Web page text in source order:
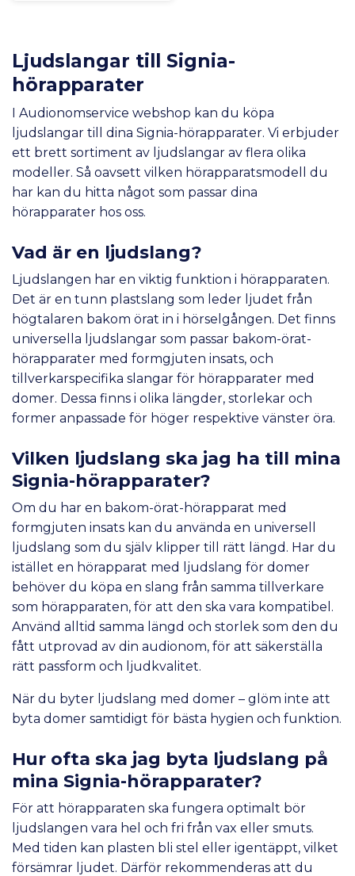
Ljudslangar till Signia-
hörapparater
I Audionomservice webshop kan du köpa
ljudslangar till dina Signia-hörapparater. Vi erbjuder
ett brett sortiment av ljudslangar av flera olika
modeller. Så oavsett vilken hörapparatsmodell du
har kan du hitta något som passar dina
hörapparater hos oss.
Vad är en ljudslang?
Ljudslangen har en viktig funktion i hörapparaten.
Det är en tunn plastslang som leder ljudet från
högtalaren bakom örat in i hörselgången. Det finns
universella ljudslangar som passar bakom-örat-
hörapparater med formgjuten insats, och
tillverkarspecifika slangar för hörapparater med
domer. Dessa finns i olika längder, storlekar och
former anpassade för höger respektive vänster öra.
Vilken ljudslang ska jag ha till mina
Signia-hörapparater?
Om du har en bakom-örat-hörapparat med
formgjuten insats kan du använda en universell
ljudslang som du själv klipper till rätt längd. Har du
istället en hörapparat med ljudslang för domer
behöver du köpa en slang från samma tillverkare
som hörapparaten, för att den ska vara kompatibel.
Använd alltid samma längd och storlek som den du
fått utprovad av din audionom, för att säkerställa
rätt passform och ljudkvalitet.
När du byter ljudslang med domer – glöm inte att
byta domer samtidigt för bästa hygien och funktion.
Hur ofta ska jag byta ljudslang på
mina Signia-hörapparater?
För att hörapparaten ska fungera optimalt bör
ljudslangen vara hel och fri från vax eller smuts.
Med tiden kan plasten bli stel eller igentäppt, vilket
försämrar ljudet. Därför rekommenderas att du